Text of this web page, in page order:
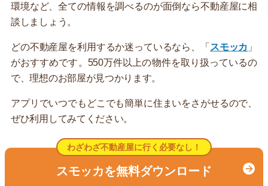
環境など、全ての情報を調べるのが面倒なら不動産屋に相
談しましょう。
どの不動産屋を利用するか迷っているなら、「 スモッカ 」
がおすすめです。550万件以上の物件を取り扱っているの
で、理想のお部屋が見つかります。
アプリでいつでもどこでも簡単に住まいをさがせるので、
ぜひ利用してみてください。
わざわざ不動産屋に行く必要なし！
スモッカを無料ダウンロード